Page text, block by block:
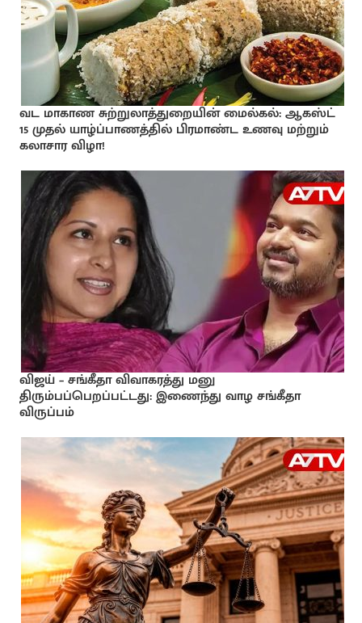
வட மாகாண சுற்றுலாத்துறையின் மைல்கல்: ஆகஸ்ட்
15 முதல் யாழ்ப்பாணத்தில் பிரமாண்ட உணவு மற்றும்
கலாசார விழா!
விஜய் – சங்கீதா விவாகரத்து மனு
திரும்பப்பெறப்பட்டது: இணைந்து வாழ சங்கீதா
விருப்பம்